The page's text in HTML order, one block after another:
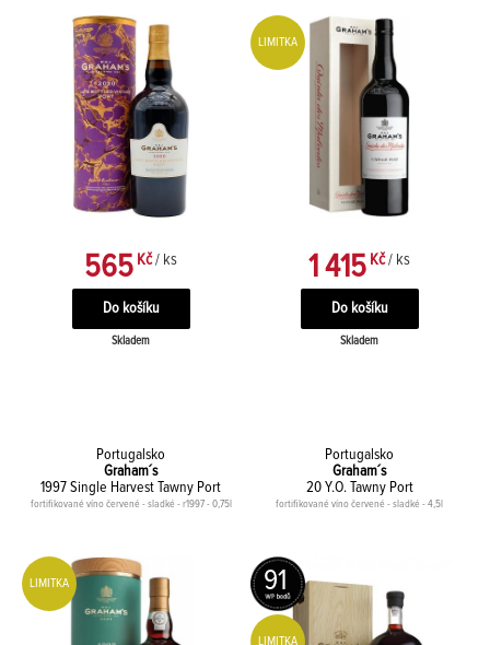
565 Kč / ks
Skladem
LIMITKA
1 415 Kč / ks
Skladem
Portugalsko
Graham´s
1997 Single Harvest Tawny Port
fortifikované víno červené - sladké - r1997 - 0,75l
LIMITKA
Portugalsko
Graham´s
20 Y.O. Tawny Port
fortifikované víno červené - sladké - 4,5l
91
LIMITKA